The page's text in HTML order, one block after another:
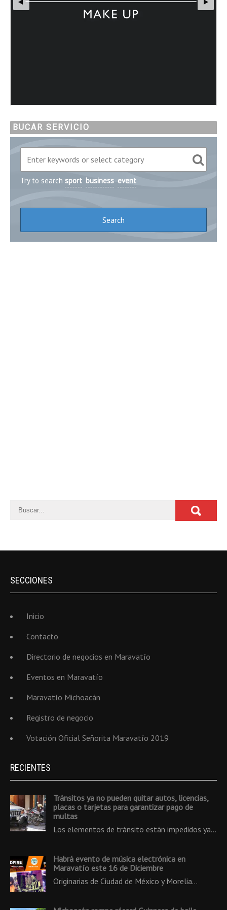
BUCAR SERVICIO
Try to search sport business event
SECCIONES
Inicio
Contacto
Directorio de negocios en Maravatío
Eventos en Maravatío
Maravatío Michoacán
Registro de negocio
Votación Oficial Señorita Maravatío 2019
RECIENTES
Tránsitos ya no pueden quitar autos, licencias,
placas o tarjetas para garantizar pago de
multas
Los elementos de tránsito están impedidos ya…
Habrá evento de música electrónica en
Maravatío este 16 de Diciembre
Originarias de Ciudad de México y Morelia…